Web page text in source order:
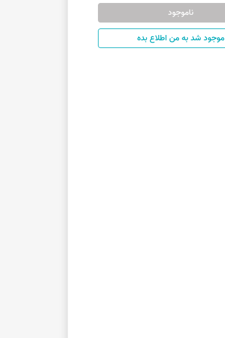
ناموجود
موجود شد به من اطلاع بده